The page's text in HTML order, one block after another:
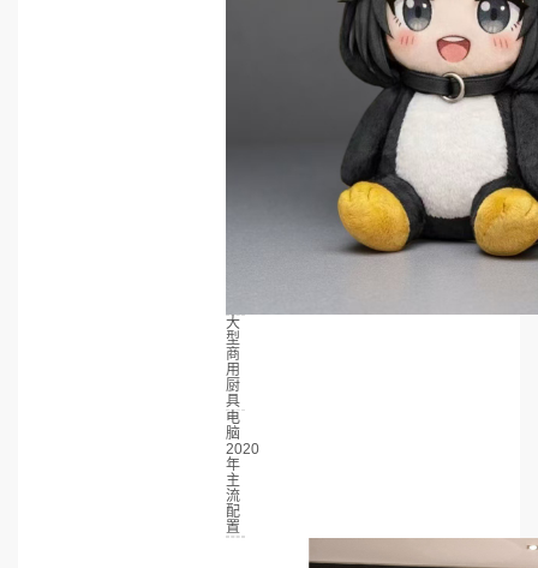
大
型
商
用
厨
具
电
脑
2020
年
主
流
配
置